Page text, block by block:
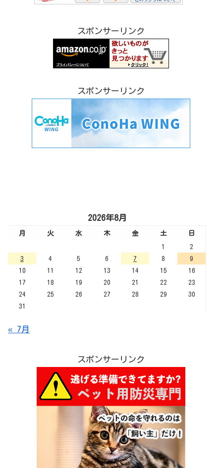
スポンサーリンク
スポンサーリンク
2026年8月
月 火 水 木 金 土
日
1
2
3
4 5 6 7 8
9
10
11 12 13 14 15
16
17
18 19 20 21 22
23
24
25 26 27 28 29
30
31
« 7月
スポンサーリンク